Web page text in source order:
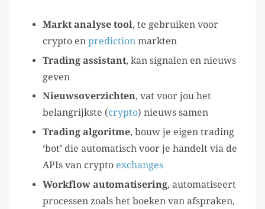
Markt analyse tool, te gebruiken voor
crypto en prediction markten
Trading assistant, kan signalen en nieuws
geven
Nieuwsoverzichten, vat voor jou het
belangrijkste (crypto) nieuws samen
Trading algoritme, bouw je eigen trading
‘bot’ die automatisch voor je handelt via de
APIs van crypto exchanges
Workflow automatisering, automatiseert
processen zoals het boeken van afspraken,